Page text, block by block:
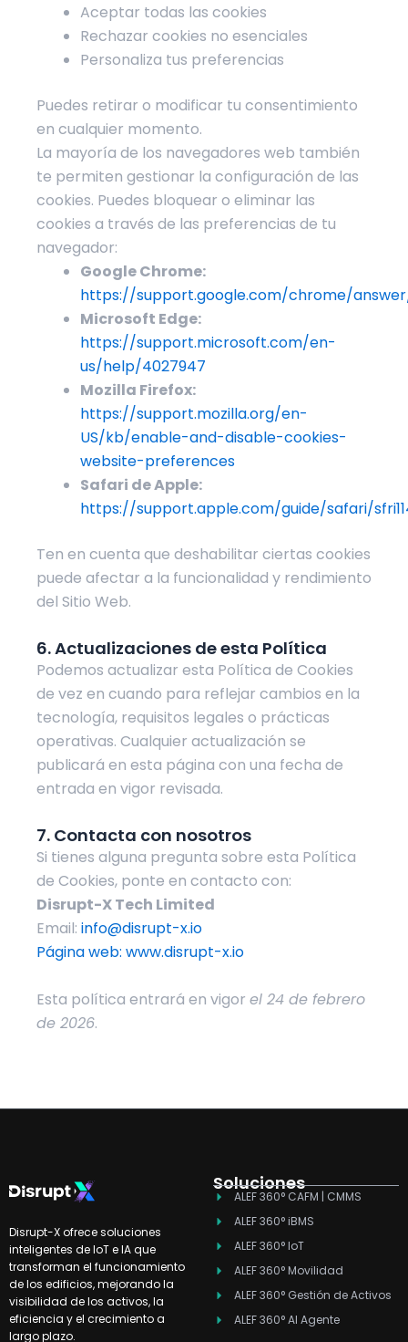
Aceptar todas las cookies
Rechazar cookies no esenciales
Personaliza tus preferencias
Puedes retirar o modificar tu consentimiento
en cualquier momento.
La mayoría de los navegadores web también
te permiten gestionar la configuración de las
cookies. Puedes bloquear o eliminar las
cookies a través de las preferencias de tu
navegador:
Google Chrome:
https://support.google.com/chrome/
Microsoft Edge:
https://support.microsoft.com/en-
us/help/4027947
Mozilla Firefox:
https://support.mozilla.org/en-
US/kb/enable-and-disable-cookies-
website-preferences
Safari de Apple:
https://support.apple.com/guide/safari/
Ten en cuenta que deshabilitar ciertas cookies
puede afectar a la funcionalidad y rendimiento
del Sitio Web.
6. Actualizaciones de esta Política
Podemos actualizar esta Política de Cookies
de vez en cuando para reflejar cambios en la
tecnología, requisitos legales o prácticas
operativas. Cualquier actualización se
publicará en esta página con una fecha de
entrada en vigor revisada.
7. Contacta con nosotros
Si tienes alguna pregunta sobre esta Política
de Cookies, ponte en contacto con:
Disrupt-X Tech Limited
Email: info@disrupt-x.io
Página web: www.disrupt-x.io
Esta política entrará en vigor el 24 de febrero
de 2026.
Disrupt-X ofrece soluciones
inteligentes de IoT e IA que
transforman el funcionamiento
de los edificios, mejorando la
visibilidad de los activos, la
eficiencia y el crecimiento a
largo plazo.
Soluciones
ALEF 360° CAFM | CMMS
ALEF 360° iBMS
ALEF 360° IoT
ALEF 360° Movilidad
ALEF 360° Gestión de Activos
ALEF 360° AI Agente